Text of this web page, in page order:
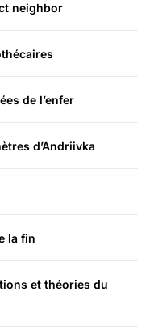
neighbor
de l’enfer
d’Andriivka
la fin
et théories du